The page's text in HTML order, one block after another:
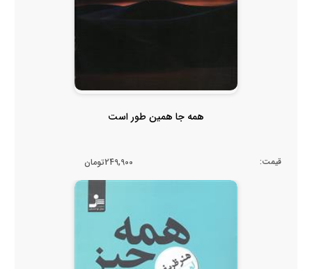
همه جا همین طور است
قیمت: 249,900تومان